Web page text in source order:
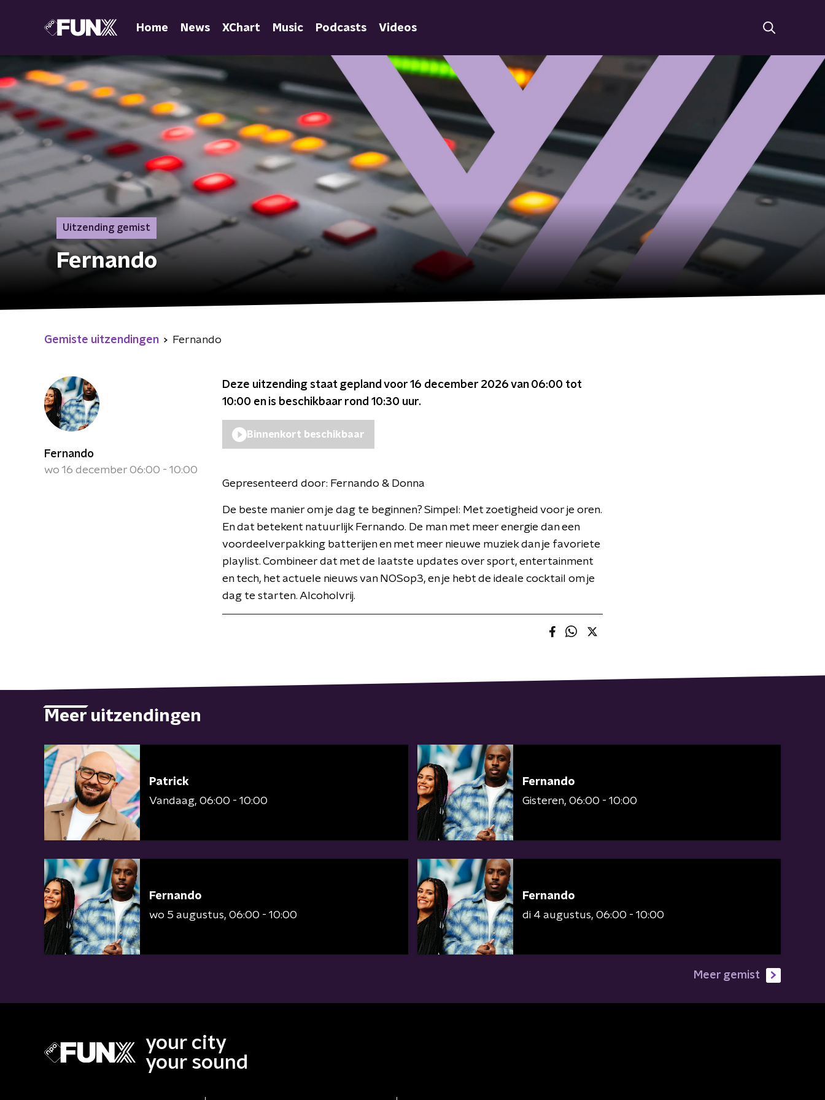
Home News XChart Music Podcasts Videos
Uitzending gemist
Fernando
Gemiste uitzendingen Fernando
Fernando
wo 16 december 06:00 - 10:00
Deze uitzending staat gepland voor 16 december 2026 van 06:00 tot
10:00 en is beschikbaar rond 10:30 uur.
Binnenkort beschikbaar
Gepresenteerd door: Fernando & Donna
De beste manier om je dag te beginnen? Simpel: Met zoetigheid voor je oren.
En dat betekent natuurlijk Fernando. De man met meer energie dan een
voordeelverpakking batterijen en met meer nieuwe muziek dan je favoriete
playlist. Combineer dat met de laatste updates over sport, entertainment
en tech, het actuele nieuws van NOSop3, en je hebt de ideale cocktail om je
dag te starten. Alcoholvrij.
Meer uitzendingen
Patrick
Vandaag 06:00 - 10:00
Fernando
Gisteren 06:00 - 10:00
Fernando
wo 5 augustus 06:00 - 10:00
Fernando
di 4 augustus 06:00 - 10:00
Meer gemist
your city
your sound